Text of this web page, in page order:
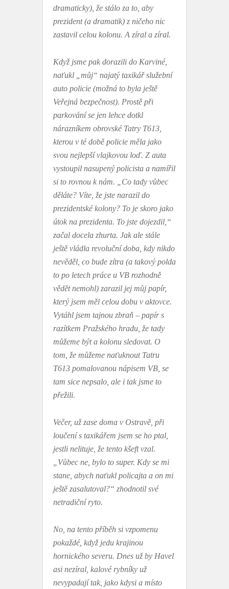
dramaticky), že stálo za to, aby
prezident (a dramatik) z ničeho nic
zastavil celou kolonu. A zíral a zíral.
Když jsme pak dorazili do Karviné,
naťukl „můj“ najatý taxikář služební
auto policie (možná to byla ještě
Veřejná bezpečnost). Prostě při
parkování se jen lehce dotkl
nárazníkem obrovské Tatry T613,
kterou v té době policie měla jako
svou nejlepší vlajkovou loď. Z auta
vystoupil nasupený policista a namířil
si to rovnou k nám. „Co tady vůbec
děláte? Víte, že jste narazil do
prezidentské kolony? To je skoro jako
útok na prezidenta. To jste dojezdil,“
začal docela zhurta. Jak ale stále
ještě vládla revoluční doba, kdy nikdo
nevěděl, co bude zítra (a takový polda
to po letech práce u VB rozhodně
vědět nemohl) zarazil jej můj papír,
který jsem měl celou dobu v aktovce.
Vytáhl jsem tajnou zbraň – papír s
razítkem Pražského hradu, že tady
můžeme být a kolonu sledovat. O
tom, že můžeme naťuknout Tatru
T613 pomalovanou nápisem VB, se
tam sice nepsalo, ale i tak jsme to
přežili.
Večer, už zase doma v Ostravě, při
loučení s taxikářem jsem se ho ptal,
jestli nelituje, že tento kšeft vzal.
„Vůbec ne, bylo to super. Kdy se mi
stane, abych naťukl policajta a on mi
ještě zasalutoval?“ zhodnotil své
netradiční ryto.
No, na tento příběh si vzpomenu
pokaždé, když jedu krajinou
hornického severu. Dnes už by Havel
asi nezíral, kalové rybníky už
nevypadají tak, jako kdysi a místo